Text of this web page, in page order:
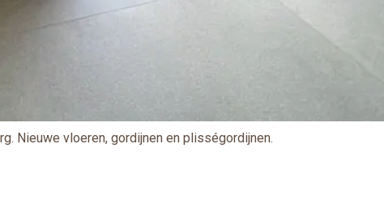
Nieuwe vloeren, gordijnen en plisségordijnen.